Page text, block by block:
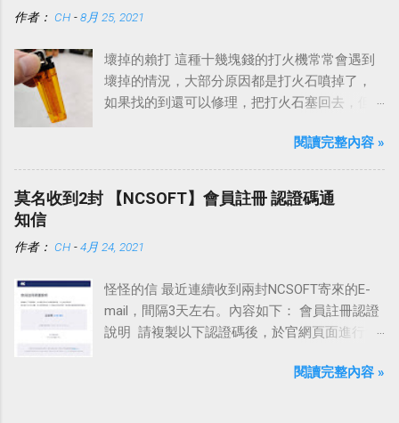
作者： CH -8月 25, 2021
壞掉的賴打 這種十幾塊錢的打火機常常會遇到
壞掉的情況，大部分原因都是打火石噴掉了，
如果找的到還可以修理，把打火石塞回去，但
閱讀完整內容 »
莫名收到2封 【NCSOFT】會員註冊 認證碼通
知信
作者： CH -4月 24, 2021
怪怪的信 最近連續收到兩封NCSOFT寄來的E-
mail，間隔3天左右。內容如下： 會員註冊認證
說明 請複製以下認證碼後，於官網頁面進行會
性考量，送出認證信後的10分鐘內須完成認
閱讀完整內容 »